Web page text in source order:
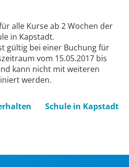
alle Kurse ab 2 Wochen der
in Kapstadt.
gültig bei einer Buchung für
vom 15.05.2017 bis
kann nicht mit weiteren
werden.
Schule in Kapstadt